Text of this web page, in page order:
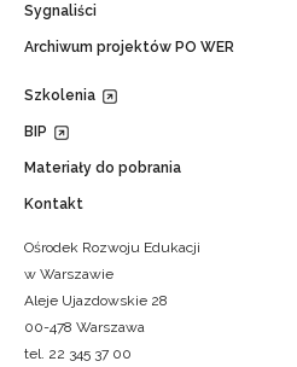
Sygnaliści
Archiwum projektów PO WER
Szkolenia
BIP
Materiały do pobrania
Kontakt
Ośrodek Rozwoju Edukacji
w Warszawie
Aleje Ujazdowskie 28
00-478 Warszawa
tel. 22 345 37 00